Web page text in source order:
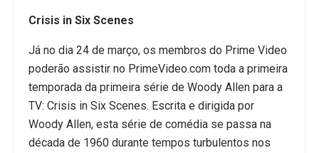
Crisis in Six Scenes
Já no dia 24 de março, os membros do Prime Video
poderão assistir no PrimeVideo.com toda a primeira
temporada da primeira série de Woody Allen para a
TV: Crisis in Six Scenes. Escrita e dirigida por
Woody Allen, esta série de comédia se passa na
década de 1960 durante tempos turbulentos nos